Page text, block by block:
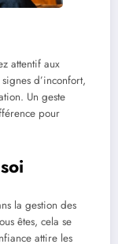
attentif aux
d’inconfort,
Un geste
pour
la gestion des
êtes, cela se
attire les